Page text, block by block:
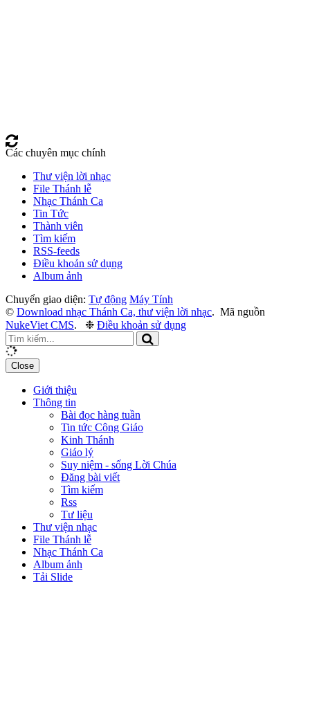
Các chuyên mục chính
Thư viện lời nhạc
File Thánh lễ
Nhạc Thánh Ca
Tin Tức
Thành viên
Tìm kiếm
RSS-feeds
Điều khoản sử dụng
Album ảnh
Chuyển giao diện: Tự động Máy Tính
© Download nhạc Thánh Ca, thư viện lời nhạc. Mã nguồn
NukeViet CMS. ❉ Điều khoản sử dụng
Close
Giới thiệu
Thông tin
Bài đọc hàng tuần
Tin tức Công Giáo
Kinh Thánh
Giáo lý
Suy niệm - sống Lời Chúa
Đăng bài viết
Tìm kiếm
Rss
Tư liệu
Thư viện nhạc
File Thánh lễ
Nhạc Thánh Ca
Album ảnh
Tải Slide